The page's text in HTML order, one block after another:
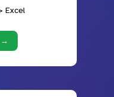
Excel
→